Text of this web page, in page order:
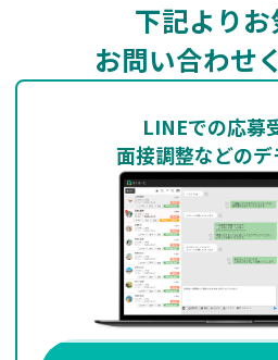
下記よりお
お問い合わせ
LINEでの応募
面接調整などの